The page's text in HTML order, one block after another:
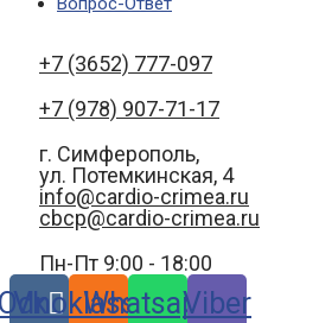
+7 (3652) 777-097
+7 (978) 907-71-17
г. Симферополь,
ул. Потемкинская, 4
info@cardio-crimea.ru
cbcp@cardio-crimea.ru
Пн-Пт 9:00 - 18:00
Vk WhatsappViber